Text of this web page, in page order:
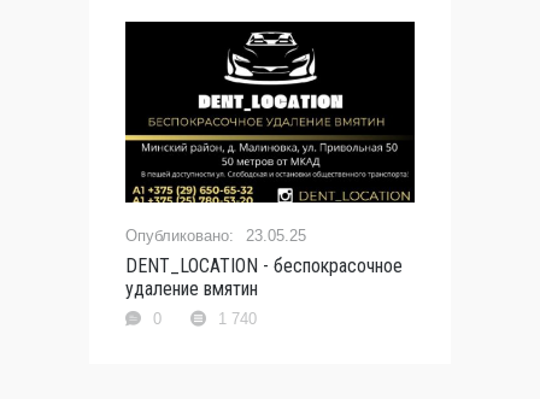
23.05.25
DENT_LOCATION - беспокрасочное
удаление вмятин
0 1 740